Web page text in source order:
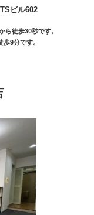
ビル602
ら徒歩30秒です。
9分です。